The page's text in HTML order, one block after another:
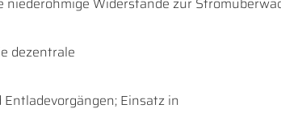
dezentrale
Einsatz in